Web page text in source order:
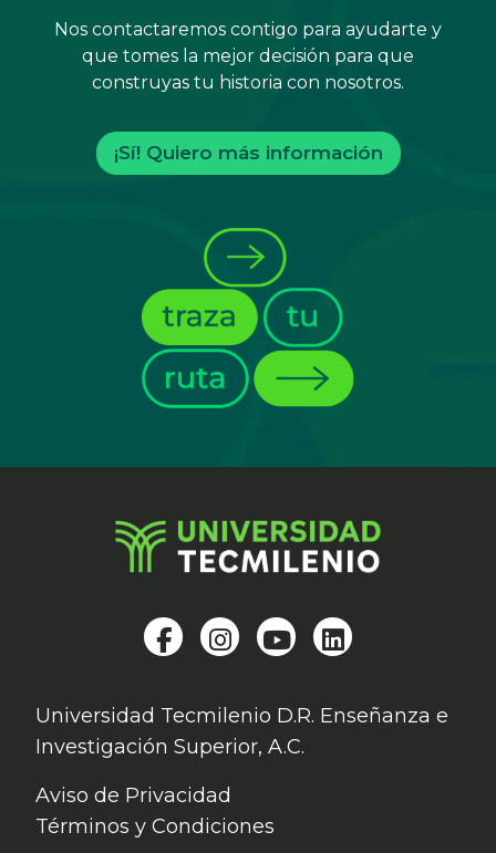
Nos contactaremos contigo para ayudarte y
que tomes la mejor decisión para que
construyas tu historia con nosotros.
¡Sí! Quiero más información
Universidad Tecmilenio D.R. Enseñanza e
Investigación Superior, A.C.
Aviso de Privacidad
Términos y Condiciones